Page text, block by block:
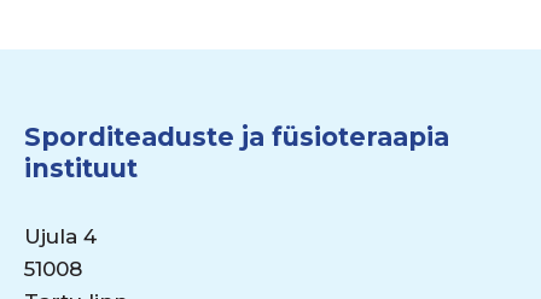
Sporditeaduste ja füsioteraapia
instituut
Ujula 4
51008